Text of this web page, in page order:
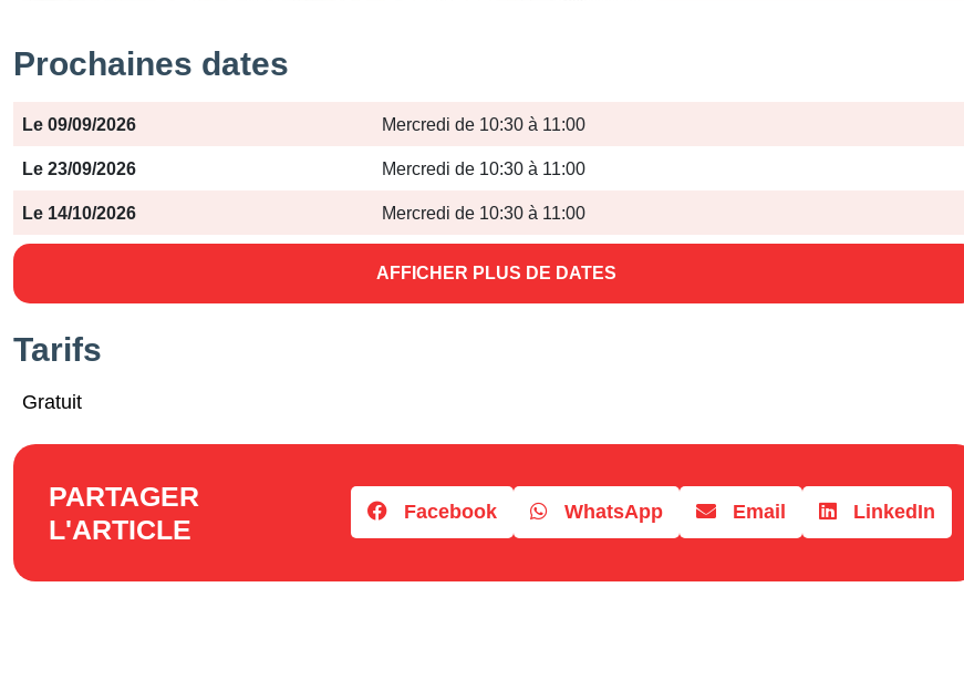
Prochaines dates
Période Jours
Le 09/09/2026 Mercredi de 10:30 à 11:00
Le 23/09/2026 Mercredi de 10:30 à 11:00
Le 14/10/2026 Mercredi de 10:30 à 11:00
AFFICHER PLUS DE DATES
Tarifs
Gratuit
PARTAGER
L'ARTICLE
Facebook WhatsApp Email LinkedIn